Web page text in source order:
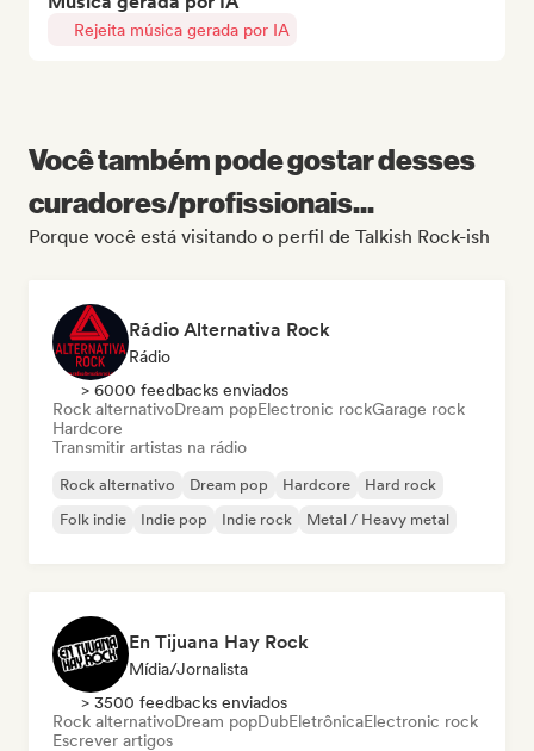
Rejeita música gerada por IA
Você também pode gostar desses
curadores/profissionais...
Porque você está visitando o perfil de Talkish Rock-ish
Rádio Alternativa Rock
Rádio
> 6000 feedbacks enviados
Rock alternativoDream popElectronic rockGarage rock
Hardcore
Transmitir artistas na rádio
Rock alternativo Dream pop Hardcore
Hard rock
Folk indie
Indie pop Indie rock Metal / Heavy metal
En Tijuana Hay Rock
Mídia/Jornalista
> 3500 feedbacks enviados
Rock alternativoDream popDubEletrônicaElectronic rock
Escrever artigos